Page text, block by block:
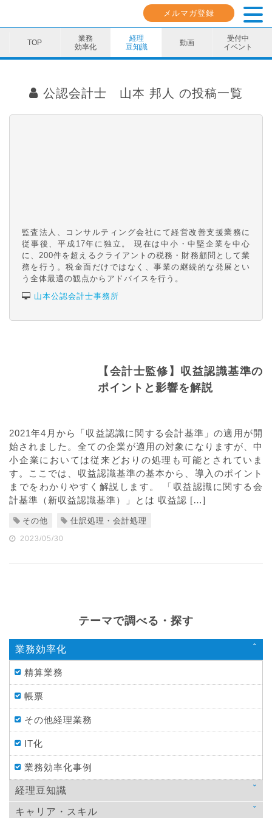
メルマガ登録
業務
効率化
経理
豆知識
動画
受付中
イベント
経理豆知識
電子帳簿保存法資料
インボイス資料
公認会計士 山本 邦人 の投稿一覧
監査法人、コンサルティング会社にて経営改善支援業務に
従事後、平成17年に独立。 現在は中小・中堅企業を中心
に、200件を超えるクライアントの税務・財務顧問として業
務を行う。税金面だけではなく、事業の継続的な発展とい
う全体最適の観点からアドバイスを行う。
山本公認会計士事務所
【会計士監修】収益認識基準の
ポイントと影響を解説
2021年4月から「収益認識に関する会計基準」の適用が開
始されました。全ての企業が適用の対象になりますが、中
小企業においては従来どおりの処理も可能とされていま
す。ここでは、収益認識基準の基本から、導入のポイント
までをわかりやすく解説します。 「収益認識に関する会
計基準（新収益認識基準）」とは 収益認 […]
その他 仕訳処理・会計処理
2023/05/30
テーマで調べる・探す
業務効率化
精算業務
帳票
その他経理業務
IT化
業務効率化事例
経理豆知識
法律
キャリア・スキル